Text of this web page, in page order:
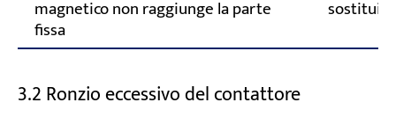
magnetico non raggiunge la parte
fissa
3.2 Ronzio eccessivo del contattore